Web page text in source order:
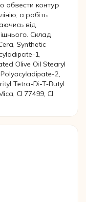
обвести контур
а робіть
від
Склад
Synthetic
1,
Olive Oil Stearyl
2,
Tetra-Di-T-Butyl
CI 77499, CI